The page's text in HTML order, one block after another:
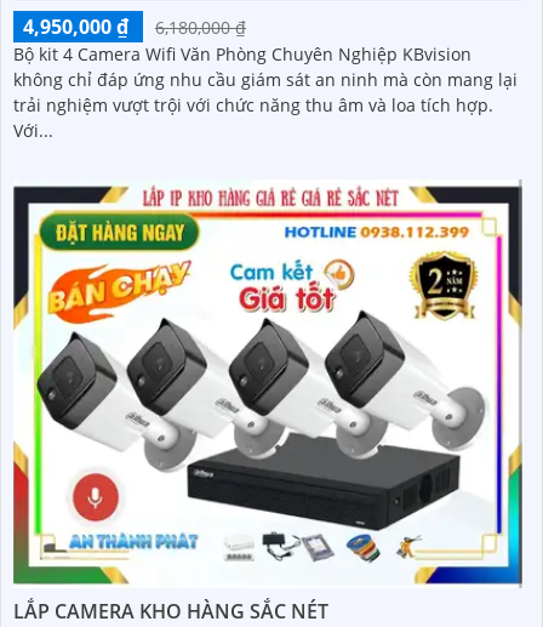
4,950,000 ₫
6,180,000 ₫
Bộ kit 4 Camera Wifi Văn Phòng Chuyên Nghiệp KBvision
không chỉ đáp ứng nhu cầu giám sát an ninh mà còn mang lại
trải nghiệm vượt trội với chức năng thu âm và loa tích hợp.
Với...
LẮP CAMERA KHO HÀNG SẮC NÉT